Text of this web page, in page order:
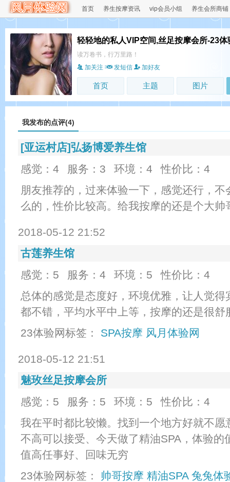
首页 养生按摩资讯 vip会员小组 养生会所商铺
轻轻地的私人VIP空间,丝足按摩会所-23体
读万卷书，行万里路！
加关注
发短信 加好友
首页 主题 图片
我发布的点评(4)
[亚运村店]弘扬博爱养生馆
感觉：4
服务：3 环境：4
性价比：4
朋友推荐的，过来体验一下，感觉还行，
么的，性价比较高。给我按摩的还是个大帅
2018-05-12 21:52
古莲养生馆
感觉：5
服务：4 环境：5
性价比：4
总体的感觉是态度好，环境优雅，让人觉
都不错，平均水平中上等，按摩的还是很舒
23体验网标签： SPA按摩 风月体验网
2018-05-12 21:51
魅玫丝足按摩会所
感觉：5
服务：5 环境：5
性价比：4
我在平时都比较懒。找到一个地方好就不
不高可以接受、今天做了精油SPA，体验的
值高任事好、回味无穷
23体验网标签： 帅哥按摩 精油SPA 兔兔体